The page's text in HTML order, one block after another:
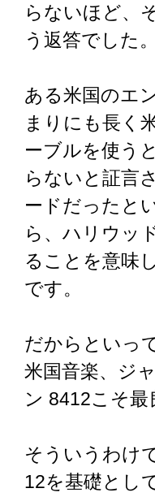
らないほど、
う返答でした。
ある米国のエ
まりにも長く
ーブルを使う
らないと証言
ードだったと
ら、ハリウッ
ることを意味
です。
だからといっ
米国音楽、ジ
ン 8412こそ
そういうわけ
12を基礎とし